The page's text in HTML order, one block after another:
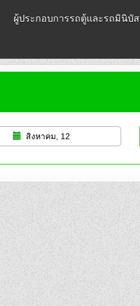
ผู้ประกอบการรถตู้และรถมินิบัส
สิงหาคม, 12